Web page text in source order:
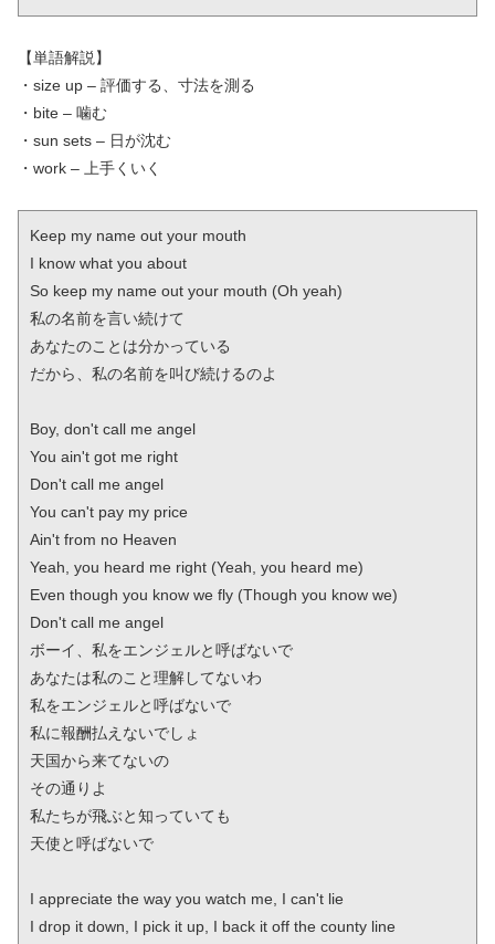
【単語解説】
・size up – 評価する、寸法を測る
・bite – 噛む
・sun sets – 日が沈む
・work – 上手くいく
Keep my name out your mouth
I know what you about
So keep my name out your mouth (Oh yeah)
私の名前を言い続けて
あなたのことは分かっている
だから、私の名前を叫び続けるのよ
Boy, don't call me angel
You ain't got me right
Don't call me angel
You can't pay my price
Ain't from no Heaven
Yeah, you heard me right (Yeah, you heard me)
Even though you know we fly (Though you know we)
Don't call me angel
ボーイ、私をエンジェルと呼ばないで
あなたは私のこと理解してないわ
私をエンジェルと呼ばないで
私に報酬払えないでしょ
天国から来てないの
その通りよ
私たちが飛ぶと知っていても
天使と呼ばないで
I appreciate the way you watch me, I can't lie
I drop it down, I pick it up, I back it off the county line